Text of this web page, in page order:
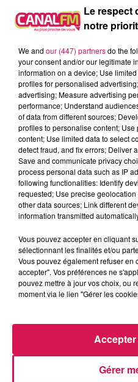
Le réveil de Canal FM
7h27
7h27
ADELE CASTILLON
Été Avec Toi
7h24
7h24
ANGÈLE
What
LES ARTICLES LES
Le respect
notre
We and our (447) partnersdo the
your consent and/or our legitimate
information on a device; Use
profiles for personalised
advertising; Measure advertising
performance; Understand
of data from different sources;
profiles to personalise content;
content; Use limited data to select
detect fraud, and fix errors; Deliver
Save and communicate privacy
process personal data such as IP
following functionalities: Identify
requested; Use precise
other data sources; Link different
information transmitted
Vous pouvez accepter en cliquant
sélectionnant les finalités et/ou
Vous pouvez également refuser en
accepter". Vos préférences ne
pouvez mettre à jour vos choix, ou
moment via le lien "Gérer les
Gérer